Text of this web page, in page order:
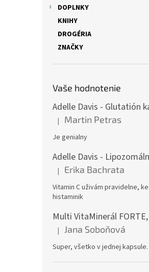
DOPLNKY
KNIHY
DROGÉRIA
ZNAČKY
Vaše hodnotenie
Hodnotenie produktu je 5 z 5
| Martin Petras
Je genialny
Hodnotenie produktu je 5 z 5
| Erika Bachrata
Vitamin C uživám pravidelne,
histaminik
Hodnotenie produktu je 5 z 5
| Jana Soboňová
Super, všetko v jednej kapsule.